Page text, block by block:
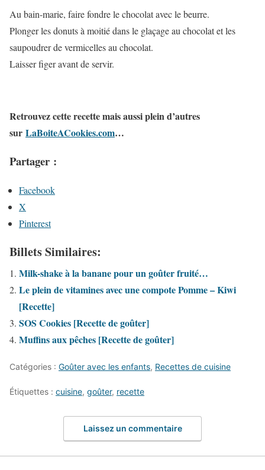
Au bain-marie, faire fondre le chocolat avec le beurre.
Plonger les donuts à moitié dans le glaçage au chocolat et les
saupoudrer de vermicelles au chocolat.
Laisser figer avant de servir.
Retrouvez cette recette mais aussi plein d’autres
sur LaBoiteACookies.com…
Partager :
Facebook
X
Pinterest
Billets Similaires:
Milk-shake à la banane pour un goûter fruité…
Le plein de vitamines avec une compote Pomme – Kiwi
[Recette]
SOS Cookies [Recette de goûter]
Muffins aux pêches [Recette de goûter]
Catégories : Goûter avec les enfants, Recettes de cuisine
Étiquettes : cuisine, goûter, recette
Laissez un commentaire